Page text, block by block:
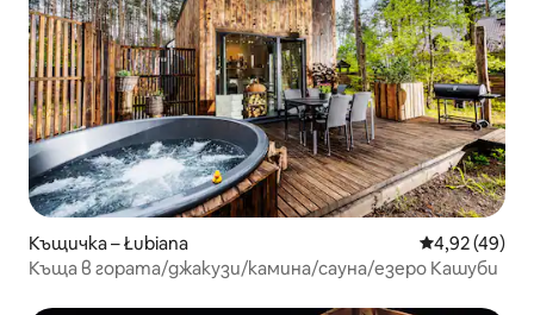
Къщичка – Łubiana Средна
4,92 (49)
Къща в гората/джакузи/камина/сауна/езеро Кашуби